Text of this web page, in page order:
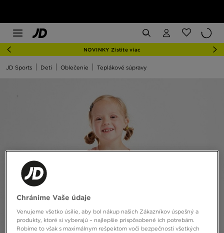
NOVINKY Zistite viac
JD Sports Deti Oblečenie Teplákové súpravy
Chránime Vaše údaje
Venujeme všetko úsilie, aby bol nákup našich Zákazníkov úspešný a
produkty, ktoré si vyberajú – najlepšie prispôsobené ich potrebám.
Robíme to však s maximálnym rešpektom voči bezpečnosti všetkých